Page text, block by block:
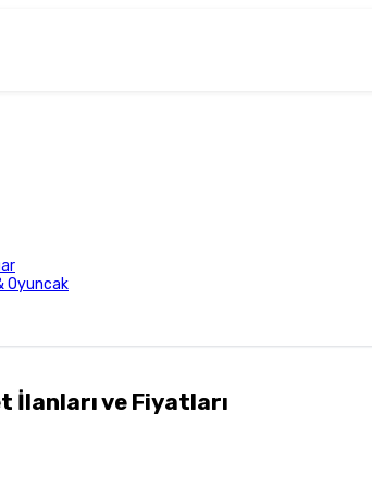
Oyuncak
İlanları ve Fiyatları